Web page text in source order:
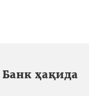
Банк ҳақида